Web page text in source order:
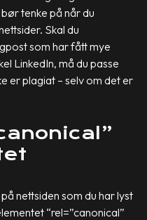
tenke på når du
Skal du
som har fått mye
LinkedIn, må du passe
er plagiat – selv om det er
nettsiden som du har lyst
“rel=”canonical”